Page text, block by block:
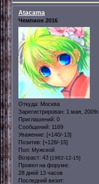
Atacama
Чемпион 2016
Откуда: Москва
Зарегистрирован: 1 мая, 2009г.
Приглашений: 0
Сообщений: 1169
Уважение: [+140/-13]
Позитив: [+128/-15]
Пол: Мужской
Возраст: 43 [1982-12-15]
Провел на форуме:
28 дней 13 часов
Последний визит: